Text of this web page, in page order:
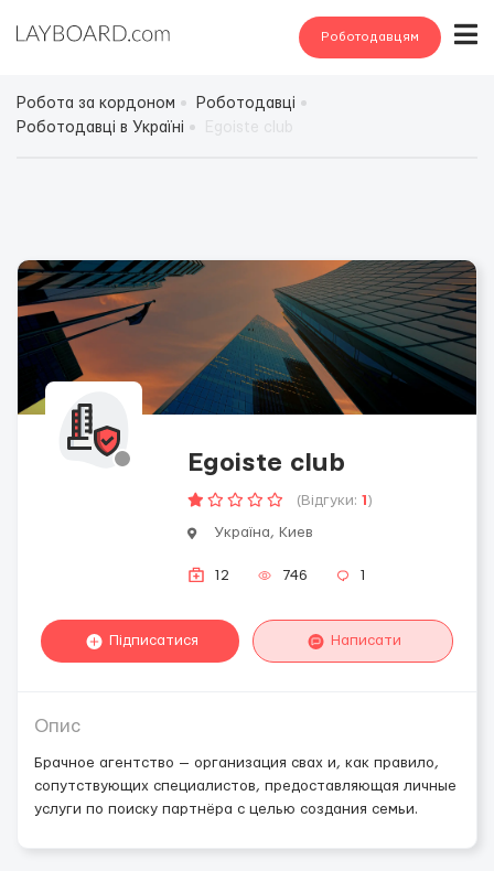
Роботодавцям
Робота за кордоном
Роботодавці
Роботодавці в Україні
Egoiste club
(Відгуки: 1 )
Україна, Киев
12 746 1
Підписатися Написати
Опис
Брачное агентство — организация свах и, как правило,
сопутствующих специалистов, предоставляющая личные
услуги по поиску партнёра с целью создания семьи.